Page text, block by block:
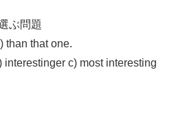
ぶ問題
than that one.
interestinger c) most interesting